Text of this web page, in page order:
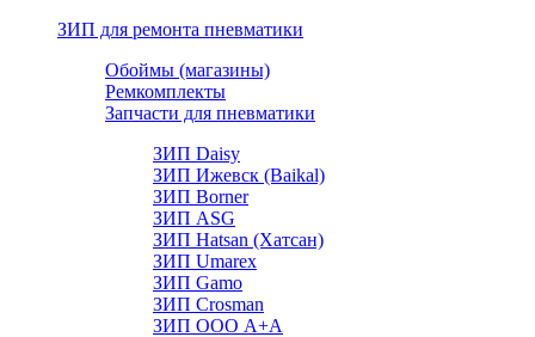
ЗИП для ремонта пневматики
Обоймы (магазины)
Ремкомплекты
Запчасти для пневматики
ЗИП Daisy
ЗИП Ижевск (Baikal)
ЗИП Borner
ЗИП ASG
ЗИП Hatsan (Хатсан)
ЗИП Umarex
ЗИП Gamo
ЗИП Crosman
ЗИП ООО А+А